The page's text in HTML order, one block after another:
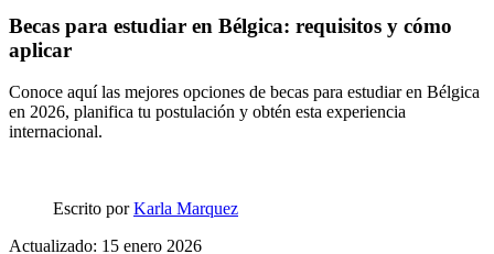
Becas para estudiar en Bélgica: requisitos y cómo
aplicar
Conoce aquí las mejores opciones de becas para estudiar en Bélgica
en 2026, planifica tu postulación y obtén esta experiencia
internacional.
Escrito porKarla Marquez
Actualizado: 15 enero 2026